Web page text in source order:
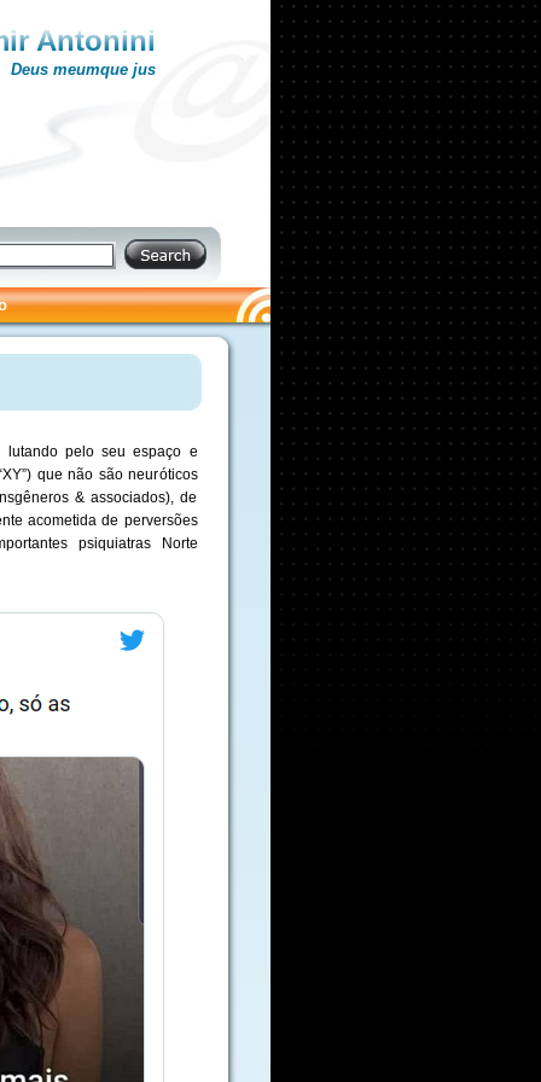
Antonini
Deus meumque jus
lutando pelo seu espaço e
que não são neuróticos
& associados), de
acometida de perversões
psiquiatras Norte